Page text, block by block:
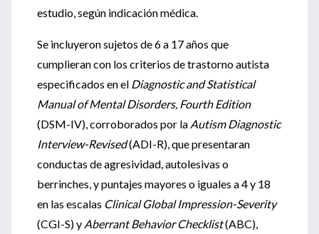
estudio, según indicación médica.
Se incluyeron sujetos de 6 a 17 años que
cumplieran con los criterios de trastorno autista
especificados en el Diagnostic and Statistical
Manual of Mental Disorders, Fourth Edition
(DSM-IV), corroborados por la Autism Diagnostic
Interview-Revised(ADI-R), que presentaran
conductas de agresividad, autolesivas o
berrinches, y puntajes mayores o iguales a 4 y 18
en las escalas Clinical Global Impression-Severity
(CGI-S) y Aberrant Behavior Checklist(ABC),